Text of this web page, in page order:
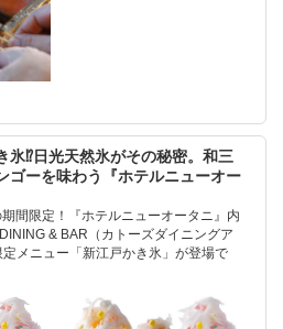
氷⁉︎日光天然氷がその秘密。和三
ゴーを味わう『ホテルニューオー
間限定！『ホテルニューオータニ』内
& BAR（カトーズダイニングア
メニュー「新江戸かき氷」が登場で